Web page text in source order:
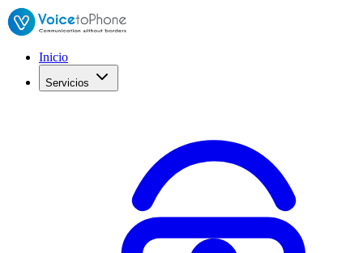
Inicio
Servicios